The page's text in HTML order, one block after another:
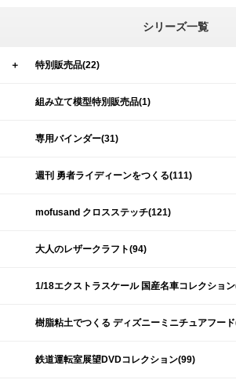
シリーズ一覧
＋ 特別販売品(22)
組み立て模型特別販売品(1)
専用バインダー(31)
週刊 勇者ライディーンをつくる(111)
mofusand クロスステッチ(121)
大人のレザークラフト(94)
1/18エクストラスケール 国産名車コレクショ
樹脂粘土でつくる ディズニーミニチュアフー
鉄道運転室展望DVDコレクション(99)